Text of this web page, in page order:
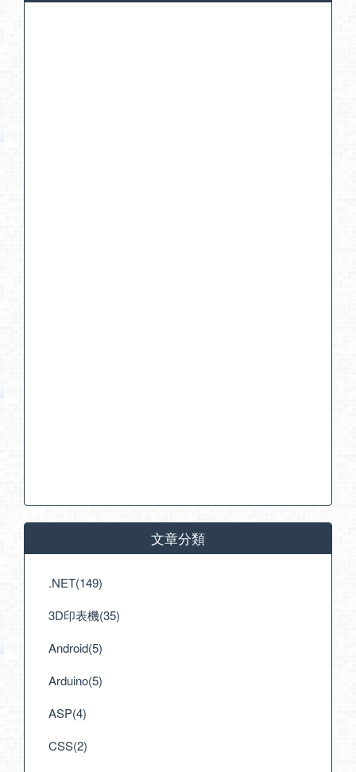
文章分類
.NET(149)
3D印表機(35)
Android(5)
Arduino(5)
ASP(4)
CSS(2)